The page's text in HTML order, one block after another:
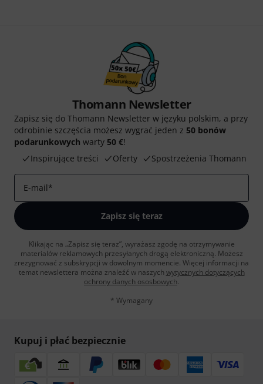
Thomann Newsletter
Zapisz się do Thomann Newsletter w języku polskim, a przy
odrobinie szczęścia możesz wygrać jeden z 50 bonów
podarunkowych warty 50 €!
Inspirujące treści
Oferty Spostrzeżenia Thomann
E-mail*
Zapisz się teraz
Klikając na „Zapisz się teraz”, wyrażasz zgodę na otrzymywanie
materialów reklamowych przesyłanych drogą elektroniczną. Możesz
zrezygnować z subskrypcji w dowolnym momencie. Więcej informacji na
temat newslettera można znaleźć w naszych wytycznych dotyczących
ochrony danych ososbowych.
* Wymagany
Kupuj i płać bezpiecznie